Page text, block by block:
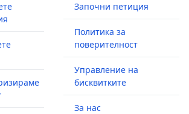
Започни петиция
Политика за
поверителност
Управление на
бисквитките
За нас